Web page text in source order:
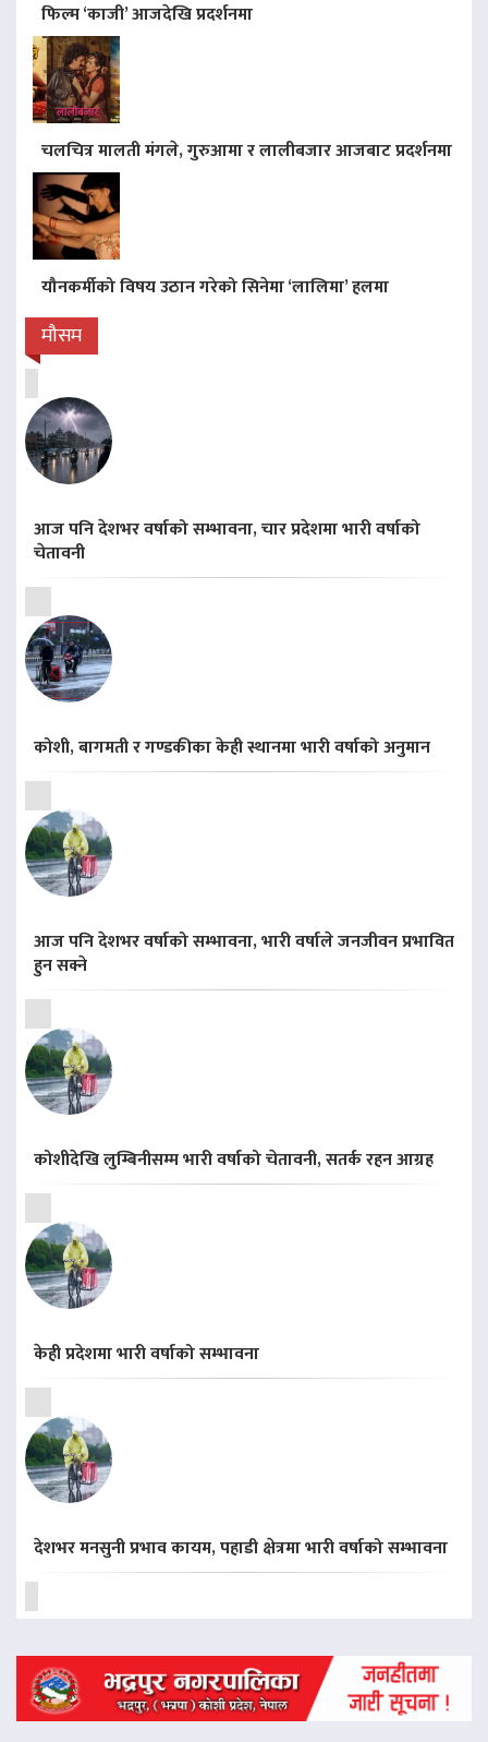
फिल्म ‘काजी’ आजदेखि प्रदर्शनमा
चलचित्र मालती मंगले, गुरुआमा र लालीबजार आजबाट प्रदर्शनमा
यौनकर्मीको विषय उठान गरेको सिनेमा ‘लालिमा’ हलमा
मौसम
आज पनि देशभर वर्षाको सम्भावना, चार प्रदेशमा भारी वर्षाको
चेतावनी
कोशी, बागमती र गण्डकीका केही स्थानमा भारी वर्षाको अनुमान
आज पनि देशभर वर्षाको सम्भावना, भारी वर्षाले जनजीवन प्रभावित
हुन सक्ने
कोशीदेखि लुम्बिनीसम्म भारी वर्षाको चेतावनी, सतर्क रहन आग्रह
केही प्रदेशमा भारी वर्षाको सम्भावना
देशभर मनसुनी प्रभाव कायम, पहाडी क्षेत्रमा भारी वर्षाको सम्भावना